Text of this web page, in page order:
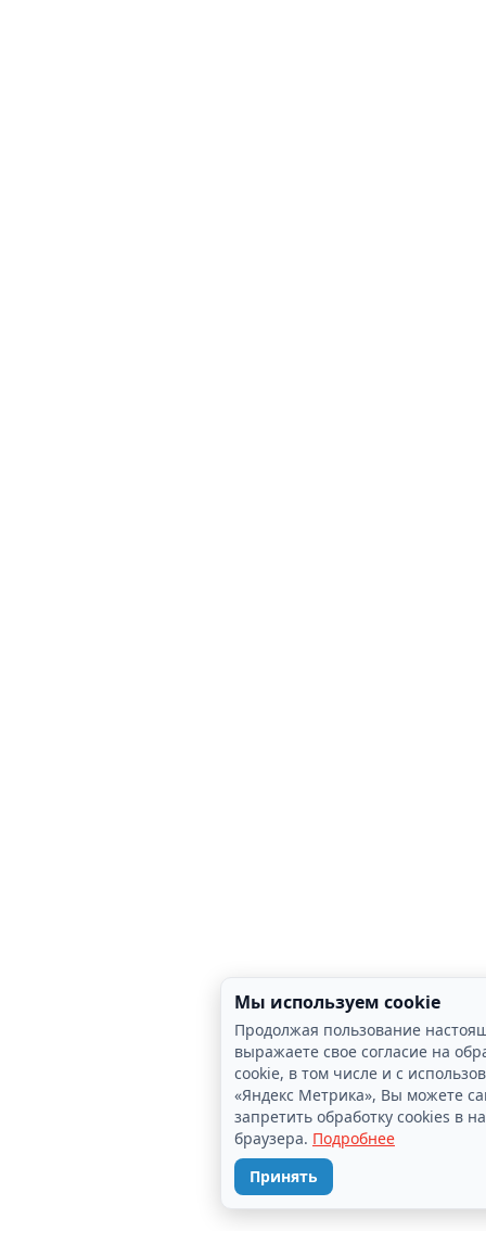
Мы используем cookie
Продолжая пользование
выражаете свое согласие на
cookie, в том числе и с
«Яндекс Метрика», Вы можете
запретить обработку cookies в
браузера. Подробнее
Принять